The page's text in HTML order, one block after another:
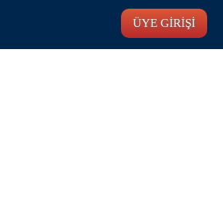
ÜYE GİRİŞİ